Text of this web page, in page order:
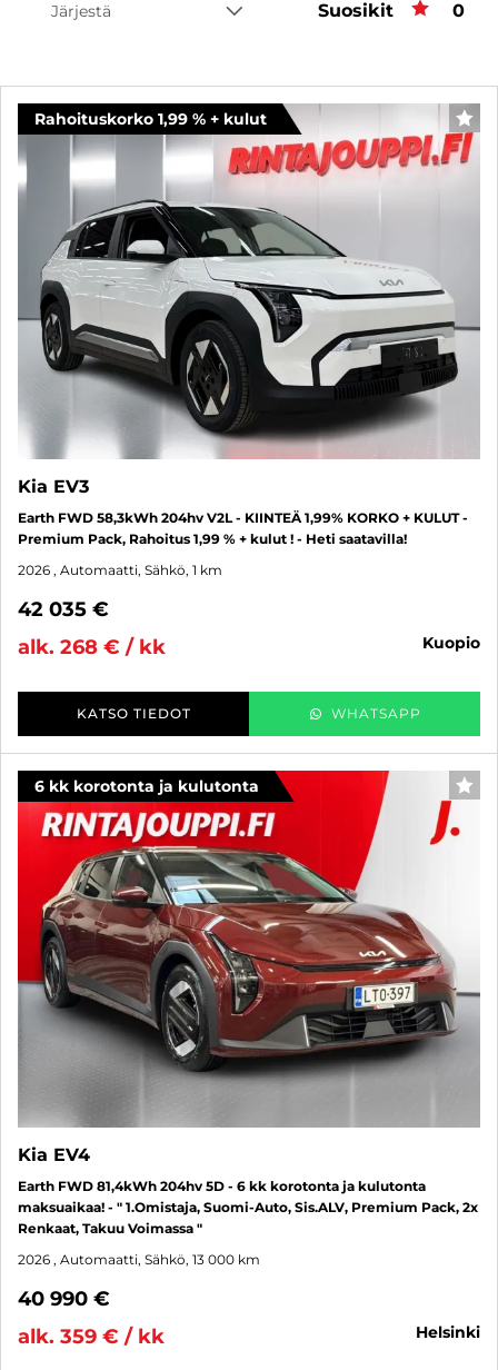
Järjestä Suosikit 0
Rahoituskorko 1,99 % + kulut
Kia EV3
Earth FWD 58,3kWh 204hv V2L - KIINTEÄ 1,99% KORKO + KULUT -
Premium Pack, Rahoitus 1,99 % + kulut ! - Heti saatavilla!
2026 , Automaatti, Sähkö, 1 km
42 035 €
alk. 268 € / kk
kuopio
KATSO TIEDOT WHATSAPP
6 kk korotonta ja kulutonta
Kia EV4
Earth FWD 81,4kWh 204hv 5D - 6 kk korotonta ja kulutonta
maksuaikaa! - " 1.Omistaja, Suomi-Auto, Sis.ALV, Premium Pack, 2x
Renkaat, Takuu Voimassa "
2026 , Automaatti, Sähkö, 13 000 km
40 990 €
alk. 359 € / kk
helsinki